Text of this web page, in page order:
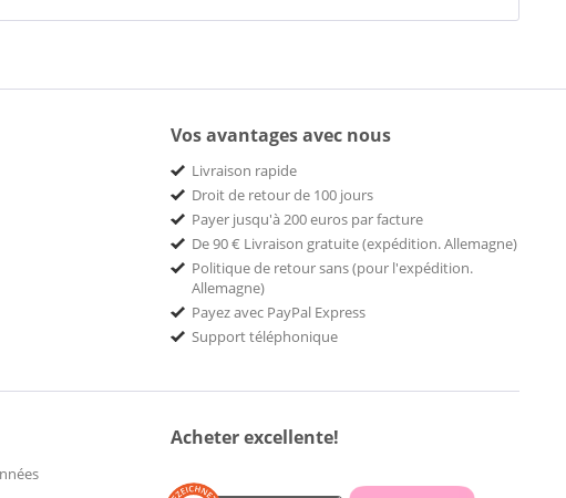
Vos avantages avec nous
Livraison rapide
Droit de retour de 100 jours
Payer jusqu'à 200 euros par facture
De 90 € Livraison gratuite (expédition. Allemagne)
Politique de retour sans (pour l'expédition.
Allemagne)
Payez avec PayPal Express
Support téléphonique
Acheter excellente!